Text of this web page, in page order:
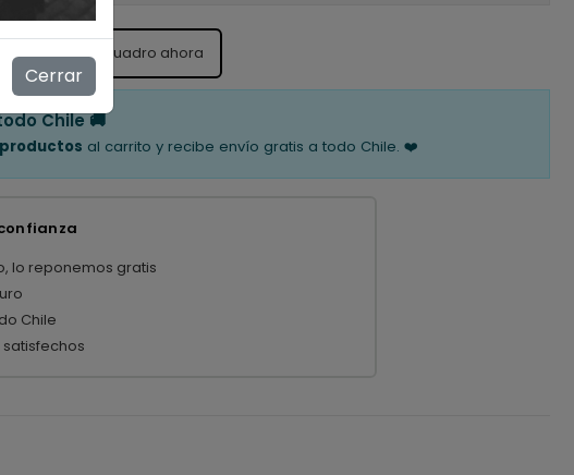
viendo este cuadro ahora
Chile 🚚
al carrito y recibe envío gratis a todo Chile. ❤️
lo reponemos gratis
Chile
satisfechos
Cerrar